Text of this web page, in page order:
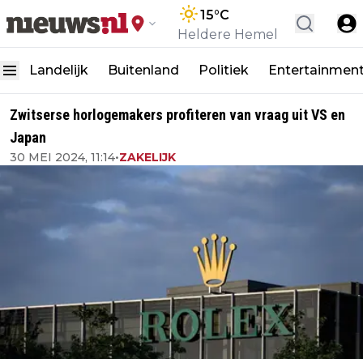
15°C
Heldere Hemel
Landelijk Buitenland Politiek
Zwitserse horlogemakers profiteren van vraag uit VS en
Japan
30 MEI 2024, 11:14•ZAKELIJK